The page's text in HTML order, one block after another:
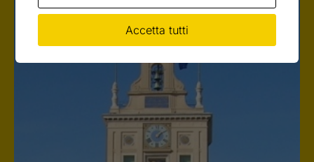
Accetta tutti